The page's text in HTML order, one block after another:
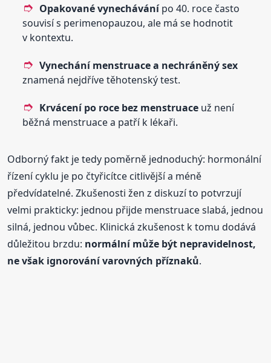
Opakované vynechávánípo 40. roce často
souvisí s perimenopauzou, ale má se hodnotit
v kontextu.
Vynechání menstruace a nechráněný sex
znamená nejdříve těhotenský test.
Krvácení po roce bez menstruace už není
běžná menstruace a patří k lékaři.
Odborný fakt je tedy poměrně jednoduchý: hormonální
řízení cyklu je po čtyřicítce citlivější a méně
předvídatelné. Zkušenosti žen z diskuzí to potvrzují
velmi prakticky: jednou přijde menstruace slabá, jednou
silná, jednou vůbec. Klinická zkušenost k tomu dodává
důležitou brzdu: normální může být nepravidelnost,
ne však ignorování varovných příznaků.